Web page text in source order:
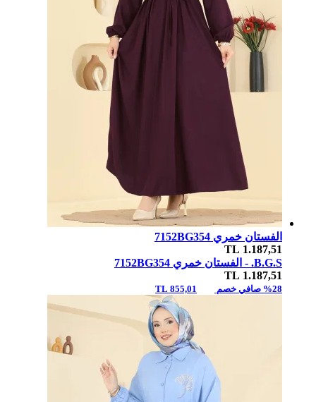
الفستان خمري 7152BG354
1.187,51
B.G.S. -
الفستان خمري 7152BG354
1.187,51
%28 صافي خصم 855,01 TL